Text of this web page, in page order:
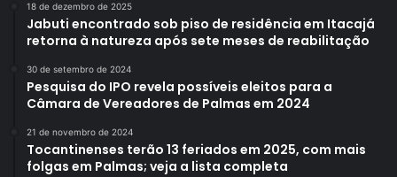
18 de dezembro de 2025
Jabuti encontrado sob piso de residência em Itacajá
retorna à natureza após sete meses de reabilitação
30 de setembro de 2024
Pesquisa do IPO revela possíveis eleitos para a
Câmara de Vereadores de Palmas em 2024
21 de novembro de 2024
Tocantinenses terão 13 feriados em 2025, com mais
folgas em Palmas; veja a lista completa